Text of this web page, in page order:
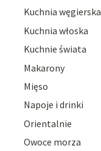
Kuchnia węgierska
Kuchnia włoska
Kuchnie świata
Makarony
Mięso
Napoje i drinki
Orientalnie
Owoce morza